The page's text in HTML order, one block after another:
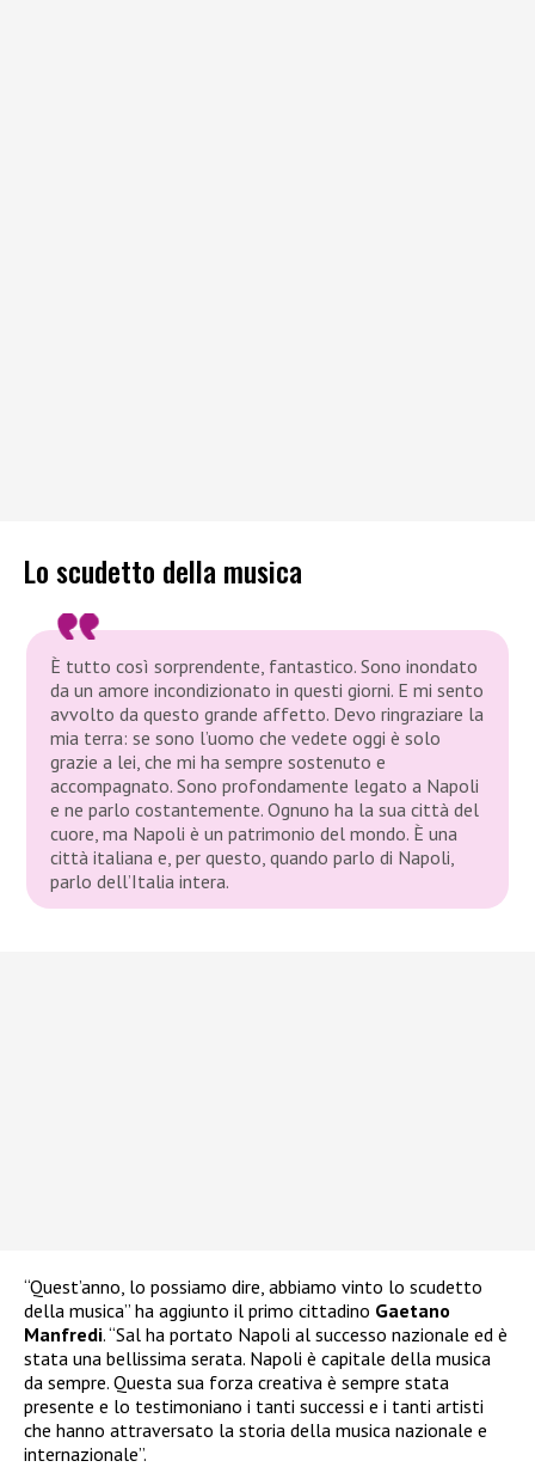
Lo scudetto della musica
È tutto così sorprendente, fantastico. Sono inondato
da un amore incondizionato in questi giorni. E mi sento
avvolto da questo grande affetto. Devo ringraziare la
mia terra: se sono l’uomo che vedete oggi è solo
grazie a lei, che mi ha sempre sostenuto e
accompagnato. Sono profondamente legato a Napoli
e ne parlo costantemente. Ognuno ha la sua città del
cuore, ma Napoli è un patrimonio del mondo. È una
città italiana e, per questo, quando parlo di Napoli,
parlo dell’Italia intera.
“Quest’anno, lo possiamo dire, abbiamo vinto lo scudetto
della musica” ha aggiunto il primo cittadino Gaetano
Manfredi. “Sal ha portato Napoli al successo nazionale ed è
stata una bellissima serata. Napoli è capitale della musica
da sempre. Questa sua forza creativa è sempre stata
presente e lo testimoniano i tanti successi e i tanti artisti
che hanno attraversato la storia della musica nazionale e
internazionale”.